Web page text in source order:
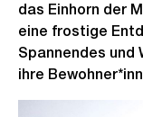
das Einhorn der
eine frostige
Spannendes und
ihre